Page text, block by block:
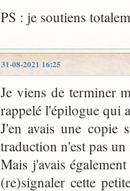
PS : je soutiens
31-08-2021 16:25
Je viens de terminer
rappelé l'épilogue qui
J'en avais une copie
traduction n'est pas
Mais j'avais
(re)signaler cette